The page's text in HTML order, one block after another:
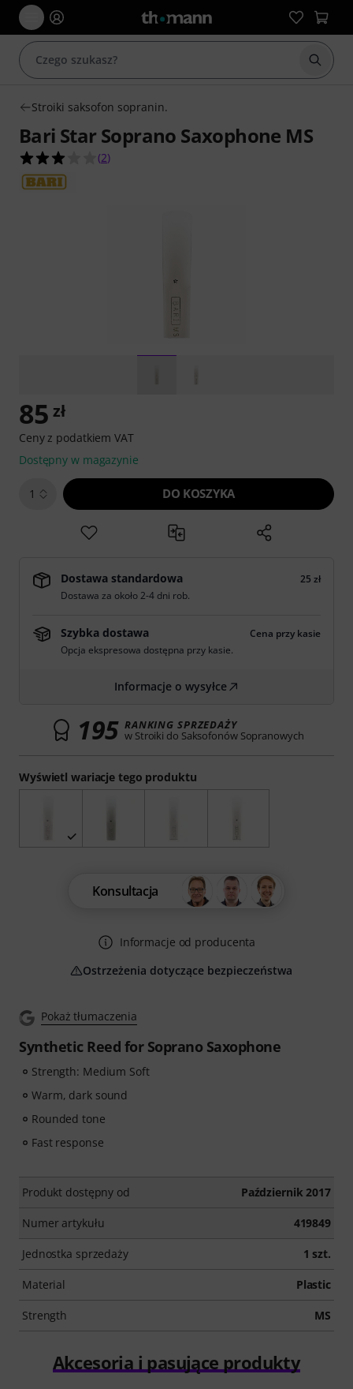
Stroiki saksofon sopranin.
Bari Star Soprano Saxophone MS
3.0 na 5 gwiazdek z 2 ocen klientów
(2)
Pokaż tłumaczenia
Synthetic Reed for Soprano Saxophone
Strength: Medium Soft
Warm, dark sound
Rounded tone
Fast response
Produkt dostępny od Październik 2017
Numer artykułu 419849
Jednostka sprzedaży 1 szt.
Material Plastic
Strength MS
Wyświetl wariacje tego produktu
85 zł
Ceny z podatkiem VAT
Dostępny w magazynie
1 DO KOSZYKA
Dostawa standardowa
25 zł
Dostawa za około 2-4 dni rob.
Szybka dostawa
Cena przy kasie
Opcja ekspresowa dostępna przy kasie.
Informacje o wysyłce
195 RANKING SPRZEDAŻY
w Stroiki do Saksofonów Sopranowych
Konsultacja
Informacje od producenta
Ostrzeżenia dotyczące bezpieczeństwa
Akcesoria i pasujące produkty